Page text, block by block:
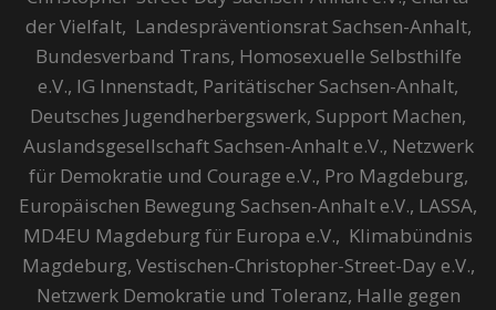
der Vielfalt, Landespräventionsrat Sachsen-Anhalt,
Bundesverband Trans, Homosexuelle Selbsthilfe
e.V., IG Innenstadt, Paritätischer Sachsen-Anhalt,
Deutsches Jugendherbergswerk, Support Machen,
Auslandsgesellschaft Sachsen-Anhalt e.V., Netzwerk
für Demokratie und Courage e.V., Pro Magdeburg,
Europäischen Bewegung Sachsen-Anhalt e.V., LASSA,
MD4EU Magdeburg für Europa e.V., Klimabündnis
Magdeburg, Vestischen-Christopher-Street-Day e.V.,
Netzwerk Demokratie und Toleranz, Halle gegen